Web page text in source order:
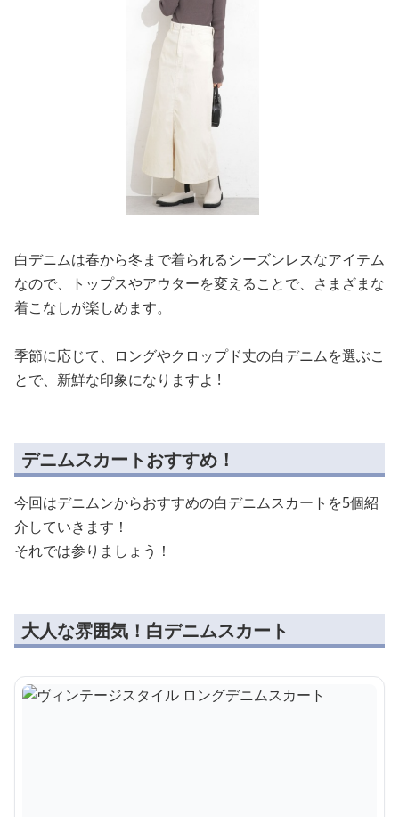
白デニムは春から冬まで着られるシーズンレスなアイテム
なので、トップスやアウターを変えることで、さまざまな
着こなしが楽しめます。
季節に応じて、ロングやクロップド丈の白デニムを選ぶこ
とで、新鮮な印象になりますよ !
デニムスカートおすすめ！
今回はデニムンからおすすめの白デニムスカートを5個紹
介していきます！
それでは参りましょう！
大人な雰囲気！白デニムスカート